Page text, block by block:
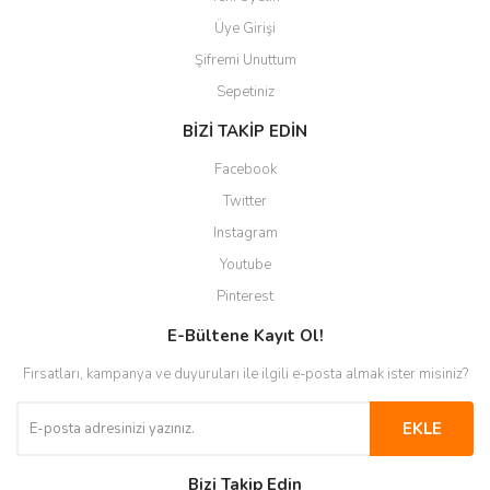
Üye Girişi
Şifremi Unuttum
Sepetiniz
BİZİ TAKİP EDİN
Facebook
Twitter
Instagram
Youtube
Pinterest
E-Bültene Kayıt Ol!
Fırsatları, kampanya ve duyuruları ile ilgili e-posta almak ister misiniz?
EKLE
Bizi Takip Edin